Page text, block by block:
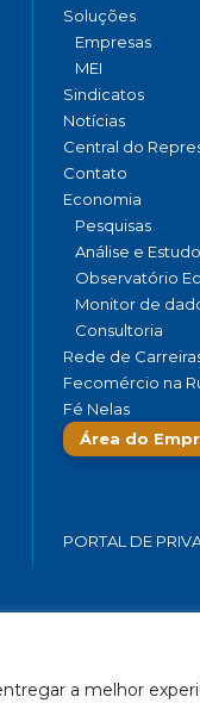
a melhor
Soluções
Empresas
MEI
Sindicatos
Notícias
Central do
Contato
Economia
Pesquisas
Análise e
Observatório
Monitor de
Consultoria
Rede de
Fecomércio na
Fé Nelas
Área do
PORTAL DE
DE BENS,